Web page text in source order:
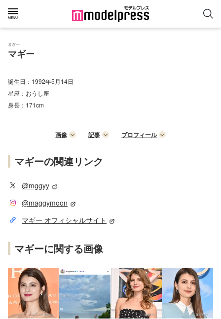
まぎー
マギー
誕生日： 1992年5月14日
星座： おうし座
身長： 171cm
画像 記事 プロフィール
マギーの関連リンク
@mggyy
@maggymoon
マギー オフィシャルサイト
マギーに関する画像